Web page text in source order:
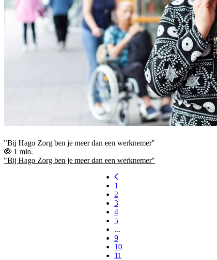
"Bij Hago Zorg ben je meer dan een werknemer"
1 min.
"Bij Hago Zorg ben je meer dan een werknemer"
1
2
3
4
5
...
9
10
11